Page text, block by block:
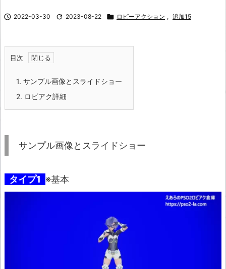
 2022-03-30  2023-08-22  ロビーアクション , 追加15
目次
1. サンプル画像とスライドショー
2. ロビアク詳細
サンプル画像とスライドショー
タイプ1 ※基本